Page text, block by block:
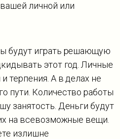
личной или
будут играть решающую
этот год. Личные
терпения. А в делах не
пути. Количество работы
занятость. Деньги будут
на всевозможные вещи.
излишне